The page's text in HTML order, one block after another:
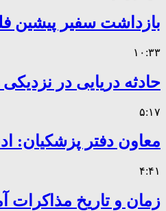
بازداشت سفیر پیشین
۱۰:۳۳
حادثه دریایی در
۵:۱۷
معاون دفتر
۴:۴۱
زمان و تاریخ مذاکرات